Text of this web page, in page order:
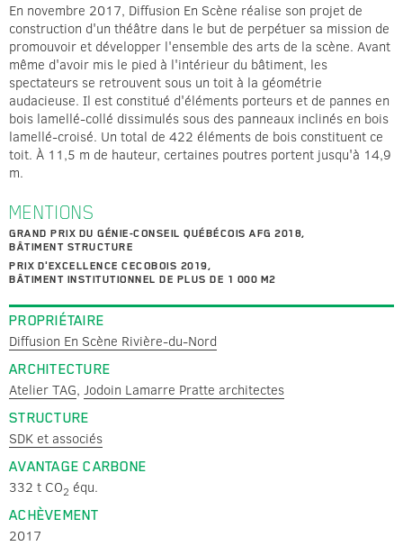
En novembre 2017, Diffusion En Scène réalise son projet de
construction d'un théâtre dans le but de perpétuer sa mission de
promouvoir et développer l'ensemble des arts de la scène. Avant
même d'avoir mis le pied à l'intérieur du bâtiment, les
spectateurs se retrouvent sous un toit à la géométrie
audacieuse. Il est constitué d'éléments porteurs et de pannes en
bois lamellé-collé dissimulés sous des panneaux inclinés en bois
lamellé-croisé. Un total de 422 éléments de bois constituent ce
toit. À 11,5 m de hauteur, certaines poutres portent jusqu'à 14,9
m.
MENTIONS
GRAND PRIX DU GÉNIE-CONSEIL QUÉBÉCOIS AFG 2018,
BÂTIMENT STRUCTURE
PRIX D'EXCELLENCE CECOBOIS 2019,
BÂTIMENT INSTITUTIONNEL DE PLUS DE 1 000 M2
PROPRIÉTAIRE
Diffusion En Scène Rivière-du-Nord
ARCHITECTURE
Atelier TAG, Jodoin Lamarre Pratte architectes
STRUCTURE
SDK et associés
AVANTAGE CARBONE
332 t CO2 équ.
ACHÈVEMENT
2017